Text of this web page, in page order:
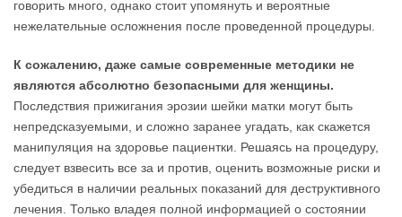
говорить много, однако стоит упомянуть и вероятные
нежелательные осложнения после проведенной процедуры.
К сожалению, даже самые современные методики не
являются абсолютно безопасными для женщины.
Последствия прижигания эрозии шейки матки могут быть
непредсказуемыми, и сложно заранее угадать, как скажется
манипуляция на здоровье пациентки. Решаясь на процедуру,
следует взвесить все за и против, оценить возможные риски и
убедиться в наличии реальных показаний для деструктивного
лечения. Только владея полной информацией о состоянии